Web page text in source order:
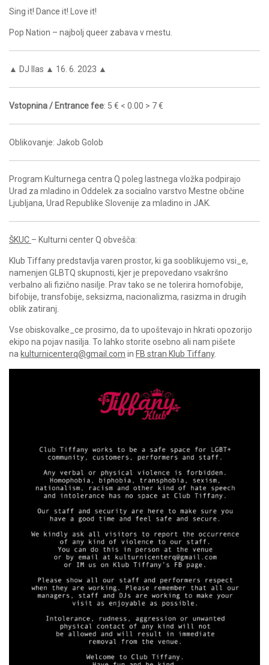
Sing it! Dance it! Love it!
Pop Nation – najbolj queer zabava v mestu.
▲ DJ Ilas ▲ 16. 6. 2023 ▲
Vstopnina / Entrance fee: 5 € < 0.00 > 7 €
Oblikovanje: Jakob Golob
Program Kulturnega centra Q poleg lastnega vložka podpirajo
Urad za mladino in Oddelek za socialno varstvo Mestne občine
Ljubljana, Urad Republike Slovenije za mladino in JAK.
ŠKUC – Kulturni center Q obvešča:
Klub Tiffany predstavlja varen prostor, ki ga sooblikujemo vsi_e,
namenjen GLBTQ skupnosti, kjer je prepovedano vsakršno
verbalno ali fizično nasilje. Prav tako se ne tolerira homofobije,
bifobije, transfobije, seksizma, nacionalizma, rasizma in drugih
oblik zatiranj.
Vse obiskovalke_ce prosimo, da to upoštevajo in hkrati opozorijo
ekipo na pojav nasilja. To lahko storite osebno ali nam pišete
na kulturnicenterq@gmail.com in FB stran Klub Tiffany.